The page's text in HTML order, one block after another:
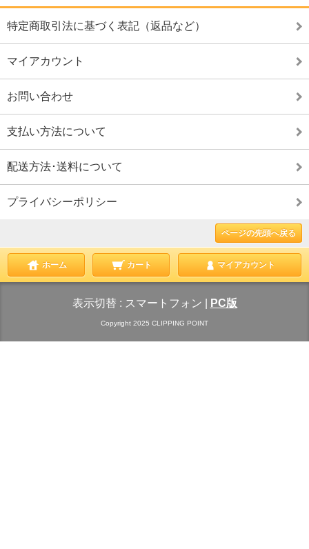
特定商取引法に基づく表記（返品など）
マイアカウント
お問い合わせ
支払い方法について
配送方法･送料について
プライバシーポリシー
ページの先頭へ戻る
ホーム カート マイアカウント
表示切替 : スマートフォン PC版
Copyright 2025 CLIPPING POINT